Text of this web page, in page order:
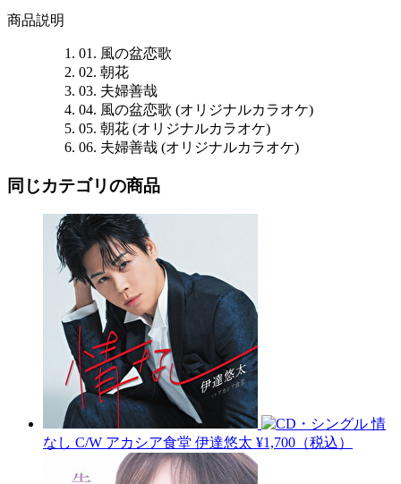
商品説明
01. 風の盆恋歌
02. 朝花
03. 夫婦善哉
04. 風の盆恋歌 (オリジナルカラオケ)
05. 朝花 (オリジナルカラオケ)
06. 夫婦善哉 (オリジナルカラオケ)
同じカテゴリの商品
情
なし C/W アカシア食堂 伊達悠太 ¥1,700（税込）